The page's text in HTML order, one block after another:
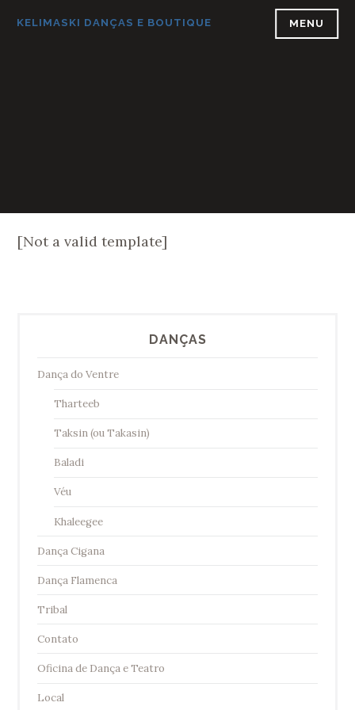
paraKELIMASKI DANÇAS E BOUTIQUE MENU
[Not a valid template]
DANÇAS
Dança do Ventre
Tharteeb
Taksin (ou Takasin)
Baladi
Véu
Khaleegee
Dança Cigana
Dança Flamenca
Tribal
Contato
Oficina de Dança e Teatro
Local